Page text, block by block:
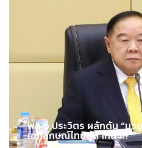
พล.อ.ประวิตร ผลักดัน “มว
เอกลักษณ์ไทยสู่สากล !!!